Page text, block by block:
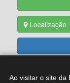
Localização
Ao visitar o site da